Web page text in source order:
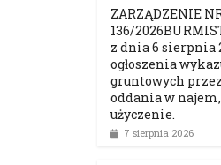
ZARZĄDZENIE
136/
z dnia 6 sierpnia
ogłoszenia
gruntowych
oddania w
użyczenie.
7 sierpnia 2026